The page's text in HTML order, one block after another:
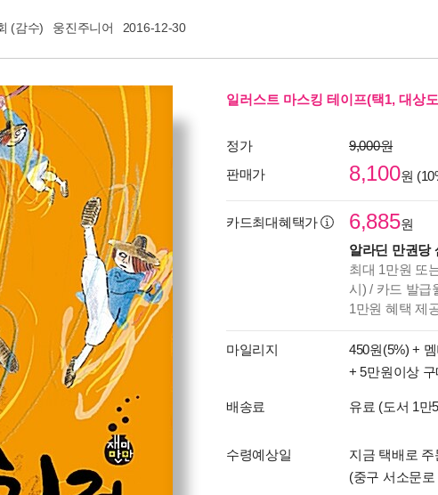
(감수) 웅진주니어 2016-12-30
일러스트 마스킹 테이프(택1, 대상
정가
9,000원
판매가
8,100원
카드최대혜택가 6,885원
알라딘 만권당
최대 1만원 또
시) / 카드 발급
1만원 혜택 제
마일리지 450원(5%) +
+ 5만원이상 구
배송료 유료 (도서 1만
수령예상일
지금 택배로
(중구 서소문로